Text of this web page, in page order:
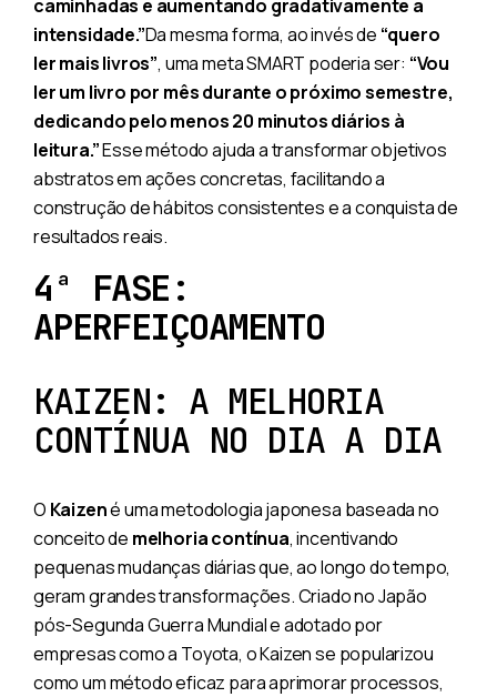
caminhadas e aumentando gradativamente a
intensidade.”Da mesma forma, ao invés de “quero
ler mais livros”, uma meta SMART poderia ser: “Vou
ler um livro por mês durante o próximo semestre,
dedicando pelo menos 20 minutos diários à
leitura.”Esse método ajuda a transformar objetivos
abstratos em ações concretas, facilitando a
construção de hábitos consistentes e a conquista de
resultados reais.
4ª FASE:
APERFEIÇOAMENTO
KAIZEN: A MELHORIA
CONTÍNUA NO DIA A DIA
O Kaizené uma metodologia japonesa baseada no
conceito de melhoria contínua, incentivando
pequenas mudanças diárias que, ao longo do tempo,
geram grandes transformações. Criado no Japão
pós-Segunda Guerra Mundial e adotado por
empresas como a Toyota, o Kaizen se popularizou
como um método eficaz para aprimorar processos,